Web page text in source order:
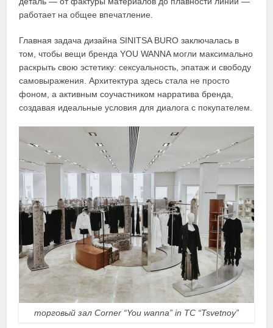
работает на общее впечатление.
Главная задача дизайна SINITSA BURO заключалась в
том, чтобы вещи бренда YOU WANNA могли максимально
раскрыть свою эстетику: сексуальность, эпатаж и свободу
самовыражения. Архитектура здесь стала не просто
фоном, а активным соучастником нарратива бренда,
создавая идеальные условия для диалога с покупателем.
торговый зал Corner “You wanna” in TC “Tsvetnoy”